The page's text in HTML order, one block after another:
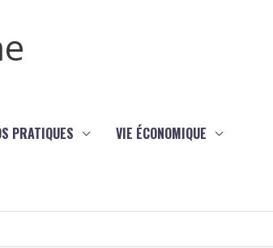
PRATIQUES VIE ÉCONOMIQUE